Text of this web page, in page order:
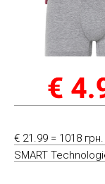
€ 21.99 = 1018
SMART